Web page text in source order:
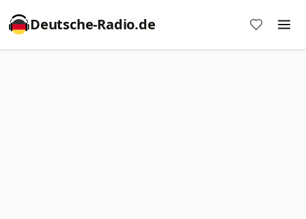
Deutsche-Radio.de